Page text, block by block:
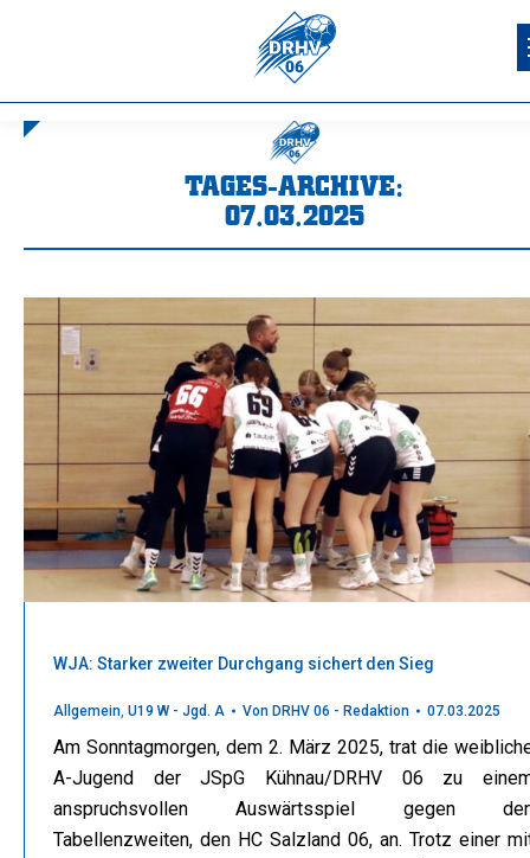
TAGES-ARCHIVE:
07.03.2025
WJA: Starker zweiter Durchgang sichert den Sieg
Allgemein, U19 W - Jgd. A Von DRHV 06 - Redaktion 07.03.2025
Am Sonntagmorgen, dem 2. März 2025, trat die
A-Jugend der JSpG Kühnau/DRHV 06 zu
anspruchsvollen Auswärtsspiel gegen
Tabellenzweiten, den HC Salzland 06, an. Trotz einer